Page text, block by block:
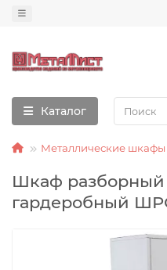
Каталог
Металлические шкафы
Шкаф разборный
гардеробный